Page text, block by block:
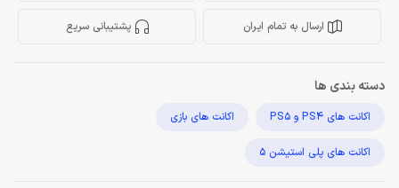
ارسال به تمام ایران پشتیبانی سریع
دسته بندی ها
اکانت های PS4 و PS5 اکانت های بازی
اکانت های پلی استیشن 5